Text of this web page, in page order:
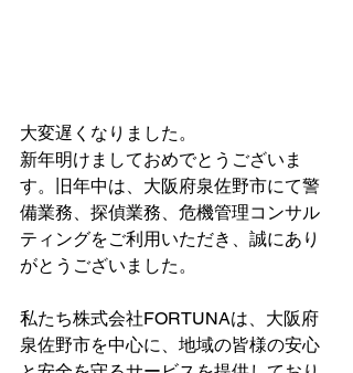
大変遅くなりました。
新年明けましておめでとうございま
す。旧年中は、大阪府泉佐野市にて警
備業務、探偵業務、危機管理コンサル
ティングをご利用いただき、誠にあり
がとうございました。
私たち株式会社FORTUNAは、大阪府
泉佐野市を中心に、地域の皆様の安心